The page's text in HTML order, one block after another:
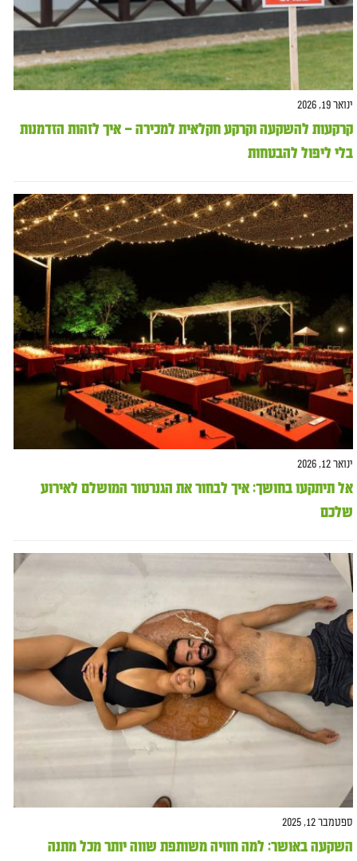
ינואר 19, 2026
קרקעות להשקעה וקרקע חקלאית למכירה – איך לזהות הזדמנות
בלי ליפול להבטחות
ינואר 12, 2026
אל תיתקעו בחושך: איך לבחור את הגנרטור המושלם לאירוע
שלכם
ספטמבר 12, 2025
השקעה באושר: למה חוויה משותפת שווה יותר מכל מתנה